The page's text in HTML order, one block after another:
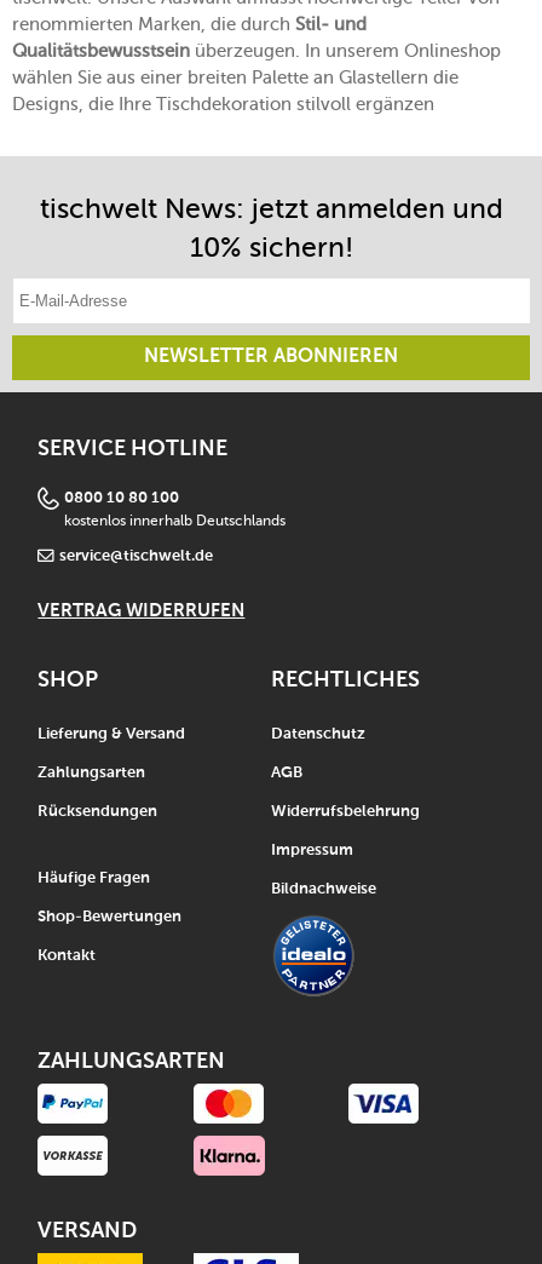
renommierten Marken, die durch Stil- und
Qualitätsbewusstsein überzeugen. In unserem Onlineshop
wählen Sie aus einer breiten Palette an Glastellern die
Designs, die Ihre Tischdekoration stilvoll ergänzen
tischwelt News: jetzt anmelden und
10% sichern!
NEWSLETTER ABONNIEREN
SERVICE HOTLINE
0800 10 80 100
kostenlos innerhalb Deutschlands
service@tischwelt.de
VERTRAG WIDERRUFEN
SHOP
Lieferung & Versand
Zahlungsarten
Rücksendungen
Häufige Fragen
Shop-Bewertungen
Kontakt
RECHTLICHES
Datenschutz
AGB
Widerrufsbelehrung
Impressum
Bildnachweise
ZAHLUNGSARTEN
VERSAND